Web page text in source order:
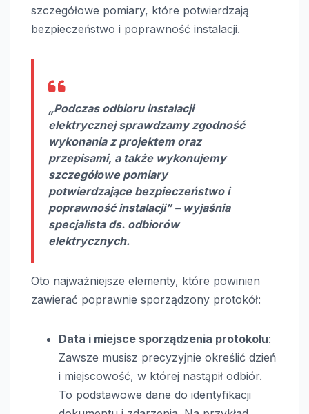
szczegółowe pomiary, które potwierdzają
bezpieczeństwo i poprawność instalacji.
„Podczas odbioru instalacji
elektrycznej sprawdzamy zgodność
wykonania z projektem oraz
przepisami, a także wykonujemy
szczegółowe pomiary
potwierdzające bezpieczeństwo i
poprawność instalacji” – wyjaśnia
specjalista ds. odbiorów
elektrycznych.
Oto najważniejsze elementy, które powinien
zawierać poprawnie sporządzony protokół:
Data i miejsce sporządzenia protokołu:
Zawsze musisz precyzyjnie określić dzień
i miejscowość, w której nastąpił odbiór.
To podstawowe dane do identyfikacji